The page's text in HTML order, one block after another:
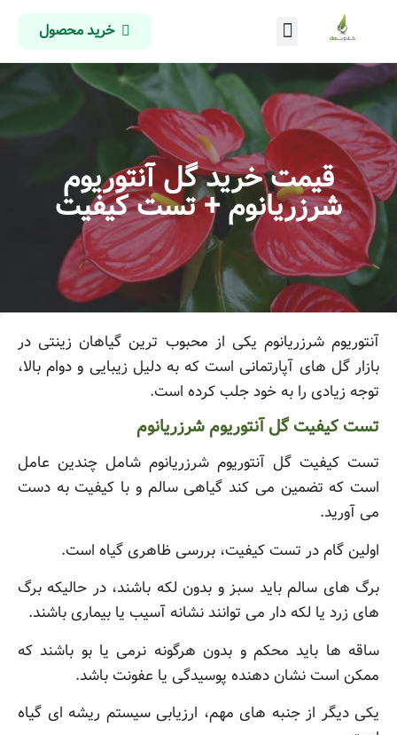
خرید محصول
قیمت خرید گل آنتوریوم
شرزریانوم + تست کیفیت
آنتوریوم شرزریانوم یکی از محبوب ترین گیاهان زینتی در
بازار گل های آپارتمانی است که به دلیل زیبایی و دوام بالا،
توجه زیادی را به خود جلب کرده است.
تست کیفیت گل آنتوریوم شرزریانوم
تست کیفیت گل آنتوریوم شرزریانوم شامل چندین عامل
است که تضمین می کند گیاهی سالم و با کیفیت به دست
می آورید.
اولین گام در تست کیفیت، بررسی ظاهری گیاه است.
برگ های سالم باید سبز و بدون لکه باشند، در حالیکه برگ
های زرد یا لکه دار می توانند نشانه آسیب یا بیماری باشند.
ساقه ها باید محکم و بدون هرگونه نرمی یا بو باشند که
ممکن است نشان دهنده پوسیدگی یا عفونت باشد.
یکی دیگر از جنبه های مهم، ارزیابی سیستم ریشه ای گیاه